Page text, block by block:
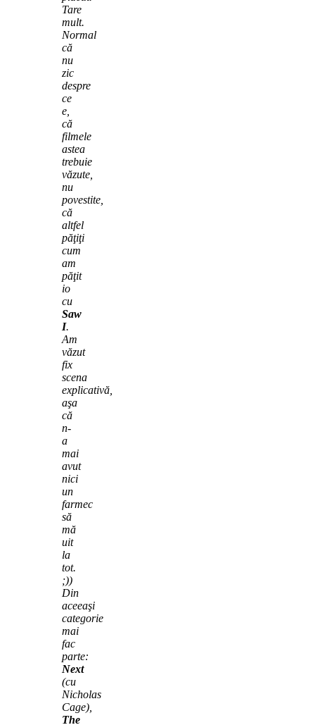
Tare
mult.
Normal
că
nu
zic
despre
ce
e,
că
filmele
astea
trebuie
văzute,
nu
povestite,
că
altfel
păţiţi
cum
am
păţit
io
cu
Saw
I.
Am
văzut
fix
scena
explicativă,
aşa
că
n-
a
mai
avut
nici
un
farmec
să
mă
uit
la
tot.
;))
Din
aceeaşi
categorie
mai
fac
parte:
Next
(cu
Nicholas
Cage),
The